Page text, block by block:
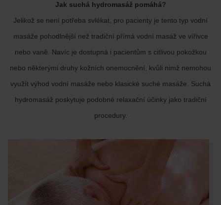
Jak suchá hydromasáž pomáhá?
Jelikož se není potřeba svlékat, pro pacienty je tento typ vodní
masáže pohodlnější než tradiční přímá vodní masáž ve vířivce
nebo vaně. Navíc je dostupná i pacientům s citlivou pokožkou
nebo některými druhy kožních onemocnění, kvůli nimž nemohou
využít výhod vodní masáže nebo klasické suché masáže. Suchá
hydromasáž poskytuje podobné relaxační účinky jako tradiční
procedury.